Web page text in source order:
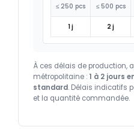
≤ 250 pcs ≤ 500 pcs
1 j 2 j
À ces délais de production,
métropolitaine : 1 à 2 jours
standard. Délais indicatifs
et la quantité commandée.